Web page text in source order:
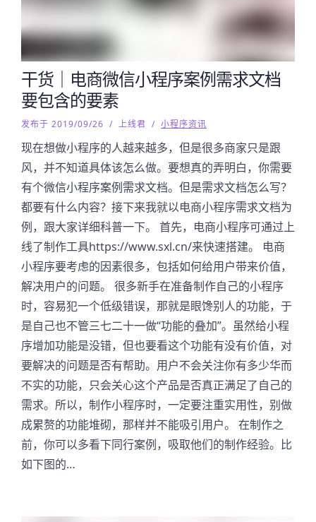
干货｜电商微信小程序案例需求文档
要包含的要素
发布于 2019/09/26 / 上线君 / 小程序资讯
现在想做小程序的人越来越多，但是很多商家只是跟
风，并不知道具体该怎么做。要想真的弄明白，你需要
有个微信小程序案例需求文档。但是需求文档怎么写？
都要有什么内容？接下来我就以电商小程序需求文档为
例，跟大家详细科普一下。 首先，电商小程序可通过上
线了制作工具https://www.sxl.cn/来快速搭建。 电商
小程序要考虑的因素很多，包括如何给用户带来价值，
解决用户的问题。 很多新手在准备制作自己的小程序
时，容易犯一个低级错误，那就是眼馋别人的功能，于
是自己也不管三七二十一做“功能的叠加”。虽然给小程
序增加功能是没错，但也要看这个功能有没有价值，对
要解决的问题是否有帮助。用户不会关注你有多少华而
不实的功能，只会关心这个产品是否真正满足了自己的
需求。所以，制作小程序时，一定要注重实用性，别做
成累赘的功能堆砌，那样并不能吸引用户。 在制作之
前，你可以多看下同行案例，吸取他们的制作经验。比
如下图的…